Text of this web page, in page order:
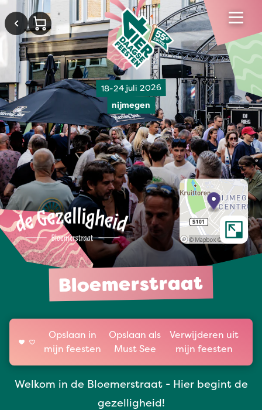
18-24 juli 2026
nijmegen
Bloemerstraat
Opslaan in
mijn feesten
Opslaan als
Must See
Verwijderen uit
mijn feesten
Welkom in de Bloemerstraat - Hier begint de
gezelligheid!